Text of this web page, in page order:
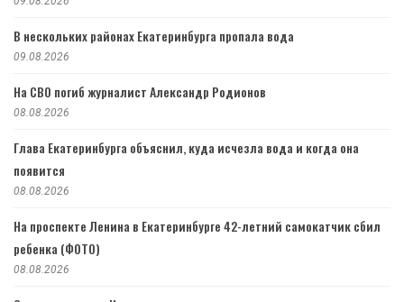
В нескольких районах Екатеринбурга пропала вода
09.08.2026
На СВО погиб журналист Александр Родионов
08.08.2026
Глава Екатеринбурга объяснил, куда исчезла вода и когда она
появится
08.08.2026
На проспекте Ленина в Екатеринбурге 42-летний самокатчик сбил
ребенка (ФОТО)
08.08.2026